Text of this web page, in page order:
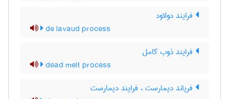
فرایند دولاود
de lavaud process
فرایند ذوب کامل
dead melt process
فریاند دیمارست ، فرایند دیمارست